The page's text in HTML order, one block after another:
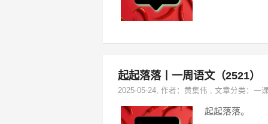
起起落落丨一周语文（2521）
2025-05-24, 作者： 黄集伟 , 文章分类： 一
起起落落。